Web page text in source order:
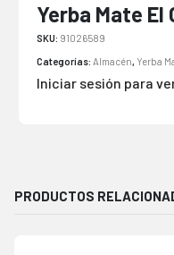
Yerba Mate El
SKU: 91026589
Categorías: Almacén, Yerba
Iniciar sesión para
PRODUCTOS